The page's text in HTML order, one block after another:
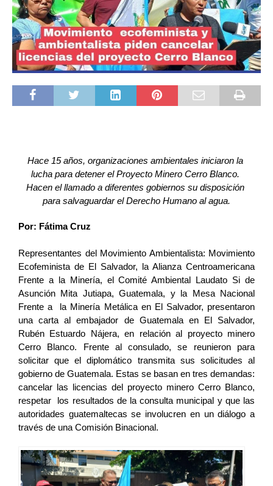
Hace 15 años, organizaciones ambientales iniciaron la
lucha para detener el Proyecto Minero Cerro Blanco.
Hacen el llamado a diferentes gobiernos su disposición
para salvaguardar el Derecho Humano al agua.
Por: Fátima Cruz
Representantes del Movimiento Ambientalista: Movimiento
Ecofeminista de El Salvador, la Alianza Centroamericana
Frente a la Minería, el Comité Ambiental Laudato Si de
Asunción Mita Jutiapa, Guatemala, y la Mesa Nacional
Frente a  la Minería Metálica en El Salvador, presentaron
una carta al embajador de Guatemala en El Salvador,
Rubén Estuardo Nájera, en relación al proyecto minero
Cerro Blanco. Frente al consulado, se reunieron para
solicitar que el diplomático transmita sus solicitudes al
gobierno de Guatemala. Estas se basan en tres demandas:
cancelar las licencias del proyecto minero Cerro Blanco,
respetar  los resultados de la consulta municipal y que las
autoridades guatemaltecas se involucren en un diálogo a
través de una Comisión Binacional.